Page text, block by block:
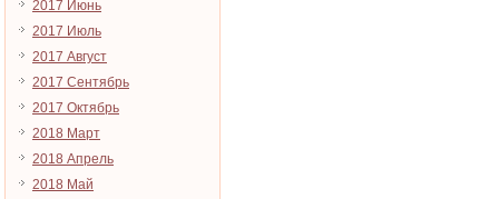
2017 Июнь
2017 Июль
2017 Август
2017 Сентябрь
2017 Октябрь
2018 Март
2018 Апрель
2018 Май